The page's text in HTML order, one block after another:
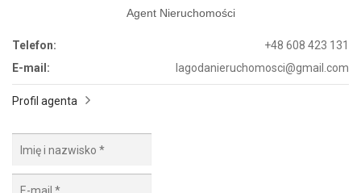
Agent Nieruchomości
Telefon:
+48 608 423 131
E-mail:
lagodanieruchomosci@gmail.com
Profil agenta